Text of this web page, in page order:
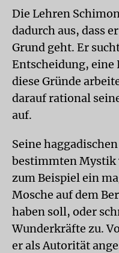
Die Lehren
dadurch aus, dass
Grund geht. Er
Entscheidung,
diese Gründe
darauf rational
auf.
Seine
bestimmten Mystik
zum Beispiel ein
Mosche auf dem
haben soll, oder
Wunderkräfte zu.
er als Autorität